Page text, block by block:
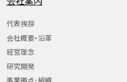
代表挨拶
会社概要・沿革
経営理念
研究開発